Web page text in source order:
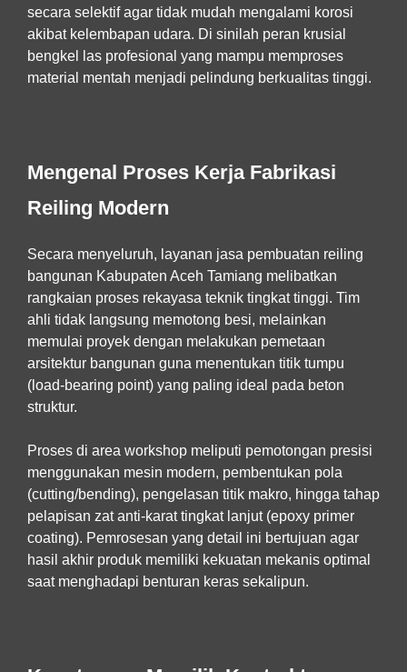
secara selektif agar tidak mudah mengalami korosi
akibat kelembapan udara. Di sinilah peran krusial
bengkel las profesional yang mampu memproses
material mentah menjadi pelindung berkualitas tinggi.
Mengenal Proses Kerja Fabrikasi
Reiling Modern
Secara menyeluruh, layanan jasa pembuatan reiling
bangunan Kabupaten Aceh Tamiang melibatkan
rangkaian proses rekayasa teknik tingkat tinggi. Tim
ahli tidak langsung memotong besi, melainkan
memulai proyek dengan melakukan pemetaan
arsitektur bangunan guna menentukan titik tumpu
(load-bearing point) yang paling ideal pada beton
struktur.
Proses di area workshop meliputi pemotongan presisi
menggunakan mesin modern, pembentukan pola
(cutting/bending), pengelasan titik makro, hingga tahap
pelapisan zat anti-karat tingkat lanjut (epoxy primer
coating). Pemrosesan yang detail ini bertujuan agar
hasil akhir produk memiliki kekuatan mekanis optimal
saat menghadapi benturan keras sekalipun.